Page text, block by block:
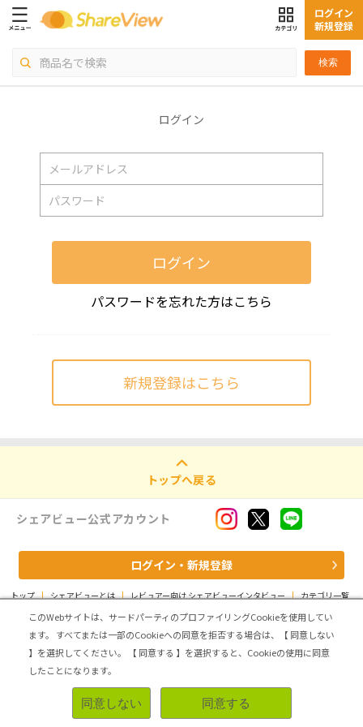
検索
ログイン
新規登録
ログイン
ログイン
パスワードを忘れた方はこちら
新規登録はこちら
トップへ戻る
シェアビュー公式アカウント
ログイン・新規登録
トップ | シェアビューとは | レビュアー向け シェアビューインタビュー | カテゴリ一覧
運営会社 | 個人情報の取扱いについて | 利用規約 サイトマップ
Copyright (C) ASMARQ Co.,Ltd. All Rights Reserved.
このWebサイトは、サードパーティのプロファイリングCookieを使用してい
ます。
すべてまたは一部のCookieへの同意を拒否する場合は、【 同意しない
】を選択してください。
【 同意する 】を選択すると、Cookieの使用に同意
したことになります。
同意しない 同意する